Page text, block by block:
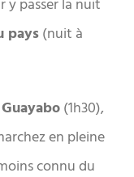
y passer la nuit
pays (nuit à
(1h30),
en pleine
connu du